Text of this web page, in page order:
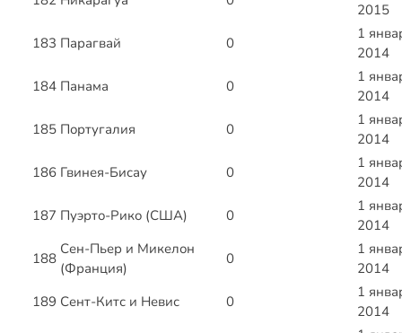
2015
183 Парагвай 0
1
2014
184 Панама 0
1
2014
185 Португалия 0
1
2014
186 Гвинея-Бисау 0
1
2014
187 Пуэрто-Рико (США) 0
1
2014
188
Сен-Пьер и Микелон
(Франция)
0
1
2014
189 Сент-Китс и Невис 0
1
2014